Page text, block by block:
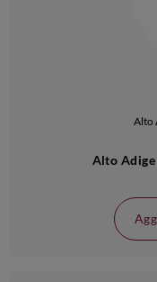
Alto
Alto